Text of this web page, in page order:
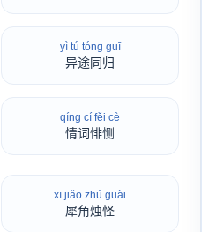
yì tú tóng guī
异途同归
qíng cí fěi cè
情词悱恻
xī jiǎo zhú guài
犀角烛怪